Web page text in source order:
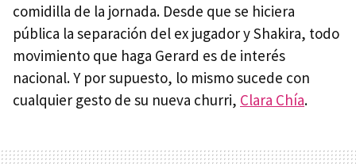
comidilla de la jornada. Desde que se hiciera
pública la separación del ex jugador y Shakira, todo
movimiento que haga Gerard es de interés
nacional. Y por supuesto, lo mismo sucede con
cualquier gesto de su nueva churri, Clara Chía.